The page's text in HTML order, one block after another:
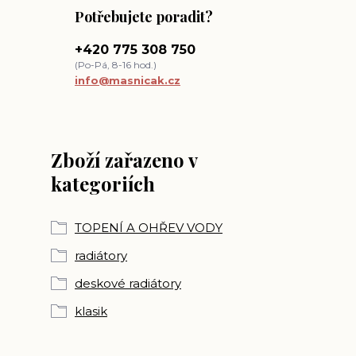
Zboží zařazeno v
kategoriích
TOPENÍ A OHŘEV VODY
radiátory
deskové radiátory
klasik
Potřebujete poradit?
+420 775 308 750
(Po-Pá, 8-16 hod.)
info@masnicak.cz